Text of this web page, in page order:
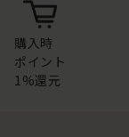
購入時
ポイント
1%還元